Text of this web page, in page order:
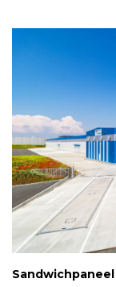
Sandwichpaneel